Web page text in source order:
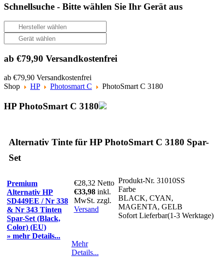
Schnellsuche - Bitte wählen Sie Ihr Gerät aus
ab €79,90 Versandkostenfrei
ab €79,90 Versandkostenfrei
Shop
HP Photosmart C PhotoSmart C 3180
HP PhotoSmart C 3180
Alternativ Tinte für HP PhotoSmart C 3180 Spar-
Set
Premium
Alternativ HP
SD449EE / Nr 338
& Nr 343 Tinten
Spar-Set (Black,
Color) (EU)
» mehr Details...
€28,32 Netto
€33,98 inkl.
MwSt. zzgl.
Versand
Produkt-Nr. 31010SS
Farbe
BLACK, CYAN,
MAGENTA, GELB
Sofort Lieferbar(1-3 Werktage)
Mehr
Details...